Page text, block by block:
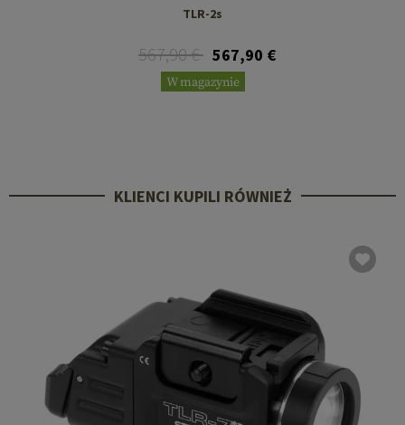
TLR-2s
567,90 € 567,90 €
W magazynie
KLIENCI KUPILI RÓWNIEŻ